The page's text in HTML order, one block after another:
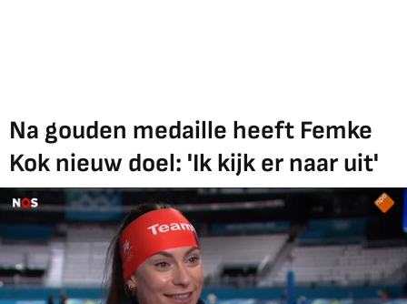
Na gouden medaille heeft Femke
Kok nieuw doel: 'Ik kijk er naar uit'